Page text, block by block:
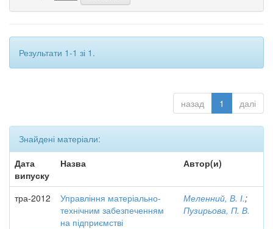
Результати 1-1 зі 1.
назад 1 далі
Знайдені матеріали:
Дата
випуску
Назва Автор(и)
тра-2012
Управління матеріально-
технічним забезпеченням
на підприємстві
Меленний, В. І.;
Пузирьова, П. В.